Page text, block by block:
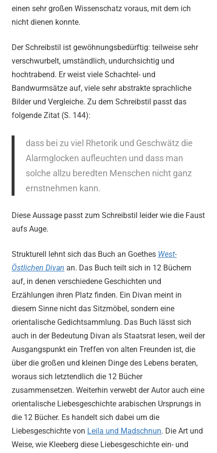
einen sehr großen Wissenschatz voraus, mit dem ich
nicht dienen konnte.
Der Schreibstil ist gewöhnungsbedürftig: teilweise sehr
verschwurbelt, umständlich, undurchsichtig und
hochtrabend. Er weist viele Schachtel- und
Bandwurmsätze auf, viele sehr abstrakte sprachliche
Bilder und Vergleiche. Zu dem Schreibstil passt das
folgende Zitat (S. 144):
dass bei zu viel Rhetorik und Geschwätz die
Alarmglocken aufleuchten und dass man
solche allzu beredten Menschen nicht ganz
ernstnehmen kann.
Diese Aussage passt zum Schreibstil leider wie die Faust
aufs Auge.
Strukturell lehnt sich das Buch an Goethes West-
Östlichen Divan an. Das Buch teilt sich in 12 Büchern
auf, in denen verschiedene Geschichten und
Erzählungen ihren Platz finden. Ein Divan meint in
diesem Sinne nicht das Sitzmöbel, sondern eine
orientalische Gedichtsammlung. Das Buch lässt sich
auch in der Bedeutung Divan als Staatsrat lesen, weil der
Ausgangspunkt ein Treffen von alten Freunden ist, die
über die großen und kleinen Dinge des Lebens beraten,
woraus sich letztendlich die 12 Bücher
zusammensetzen. Weiterhin verwebt der Autor auch eine
orientalische Liebesgeschichte arabischen Ursprungs in
die 12 Bücher. Es handelt sich dabei um die
Liebesgeschichte von Leila und Madschnun. Die Art und
Weise, wie Kleeberg diese Liebesgeschichte ein- und